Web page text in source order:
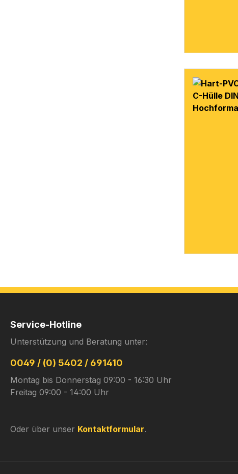
Service-Hotline
Unterstützung und Beratung unter:
0049 / (0) 5402 / 691410
Montag bis Donnerstag 09:00 - 16:30 Uhr
Freitag 09:00 - 14:00 Uhr
Oder über unser Kontaktformular.